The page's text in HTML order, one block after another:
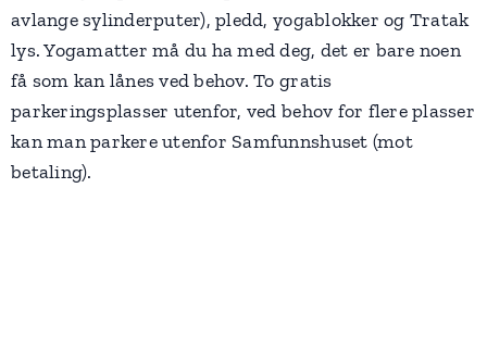
avlange sylinderputer), pledd, yogablokker og Tratak
lys. Yogamatter må du ha med deg, det er bare noen
få som kan lånes ved behov. To gratis
parkeringsplasser utenfor, ved behov for flere plasser
kan man parkere utenfor Samfunnshuset (mot
betaling).